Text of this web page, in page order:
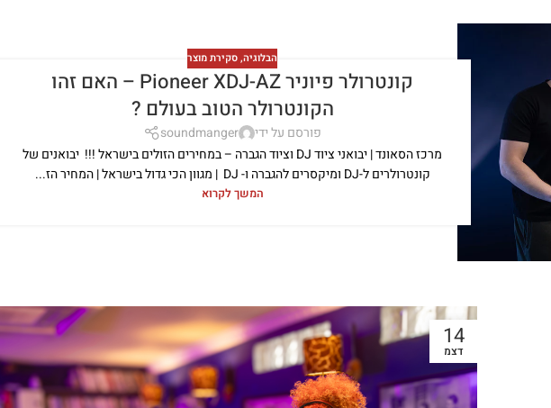
הבלוגיה,סקירת מוצר
קונטרולר פיוניר Pioneer XDJ-AZ – האם זהו
הקונטרולר הטוב בעולם ?
פורסם על ידי
soundmanger
מרכז הסאונד | יבואני ציוד DJ וציוד הגברה – במחירים הזולים בישראל !!! יבואנים של
קונטרולרים ל-DJ ומיקסרים להגברה ו- DJ | מגוון הכי גדול בישראל | המחיר הז...
המשך לקרוא
14
דצמ